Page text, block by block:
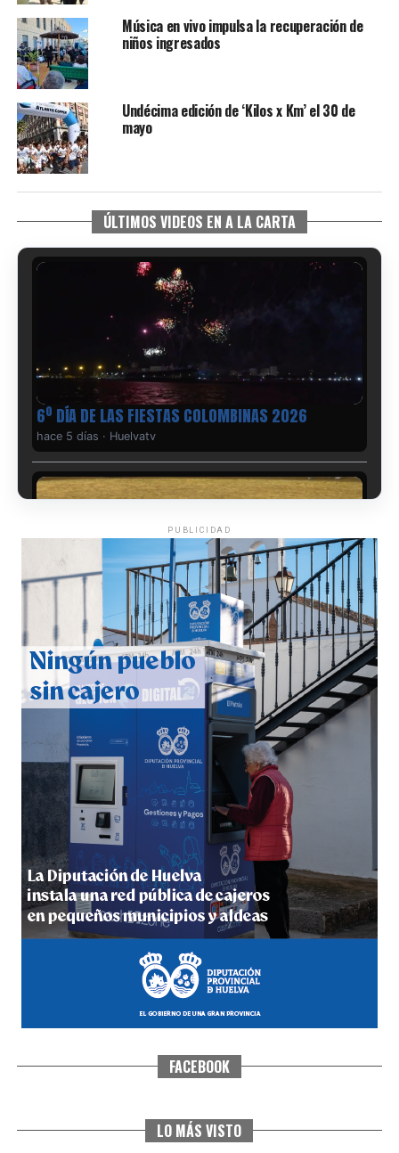
Música en vivo impulsa la recuperación de
niños ingresados
Undécima edición de ‘Kilos x Km’ el 30 de
mayo
ÚLTIMOS VIDEOS EN A LA CARTA
6º DÍA DE LAS FIESTAS COLOMBINAS 2026
hace 5 días · Huelvatv
QUINTA CORRIDA DE LAS FIESTAS COLOMBINAS
2026
hace 5 días·Huelvatv
5º DÍA DE LAS FIESTAS COLOMBINAS 2026
hace 6 días·Huelvatv
CUARTA CORRIDA DE LAS FIESTAS COLOMBINAS
PUBLICIDAD
FACEBOOK
LO MÁS VISTO